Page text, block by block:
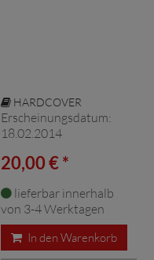
HARDCOVER
Erscheinungsdatum:
18.02.2014
20,00 € *
lieferbar innerhalb
von 3-4 Werktagen
In den Warenkorb